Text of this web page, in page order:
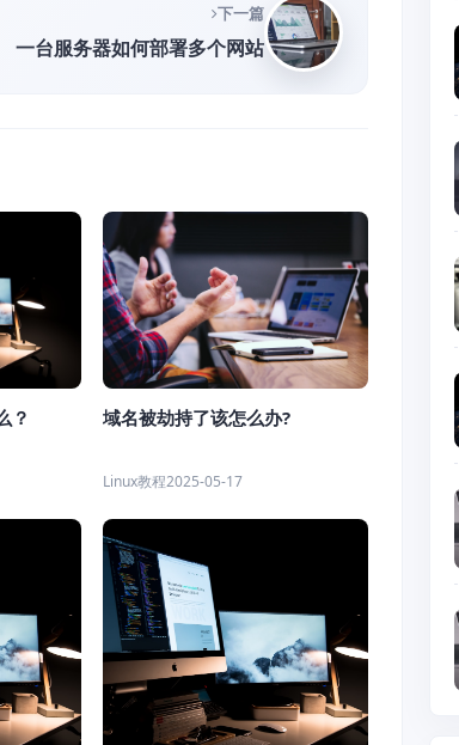
下一篇
一台服务器如何部署多个网站
？ 域名被劫持了该怎么办?
Linux教程2025-05-17